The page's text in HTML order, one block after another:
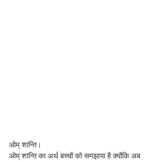
ओम् शान्ति।
ओम् शान्ति का अर्थ बच्चों को समझाया है क्योंकि अब